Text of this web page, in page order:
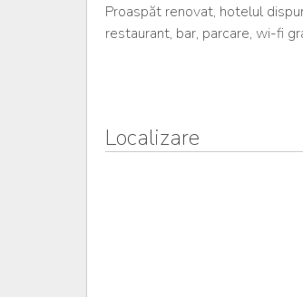
Proaspăt renovat, hotelul
restaurant, bar, parcare, wi-fi
Localizare